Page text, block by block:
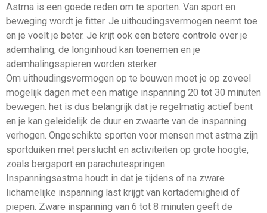
Astma is een goede reden om te sporten. Van sport en
beweging wordt je fitter. Je uithoudingsvermogen neemt toe
en je voelt je beter. Je krijt ook een betere controle over je
ademhaling, de longinhoud kan toenemen en je
ademhalingsspieren worden sterker.
Om uithoudingsvermogen op te bouwen moet je op zoveel
mogelijk dagen met een matige inspanning 20 tot 30 minuten
bewegen. het is dus belangrijk dat je regelmatig actief bent
en je kan geleidelijk de duur en zwaarte van de inspanning
verhogen. Ongeschikte sporten voor mensen met astma zijn
sportduiken met perslucht en activiteiten op grote hoogte,
zoals bergsport en parachutespringen.
Inspanningsastma houdt in dat je tijdens of na zware
lichamelijke inspanning last krijgt van kortademigheid of
piepen. Zware inspanning van 6 tot 8 minuten geeft de